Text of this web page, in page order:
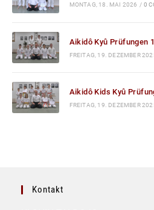
MONTAG, 18. MAI 2026 / 0
Aikidô Kyû Prüfungen
FREITAG, 19. DEZEMBER
Aikidô Kids Kyû
FREITAG, 19. DEZEMBER
Kontakt